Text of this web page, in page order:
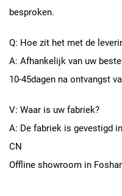
besproken.
Q: Hoe zit het met de
A: Afhankelijk van uw
10-45dagen na ontvangst
V: Waar is uw fabriek?
A: De fabriek is gevestigd
CN
Offline showroom in